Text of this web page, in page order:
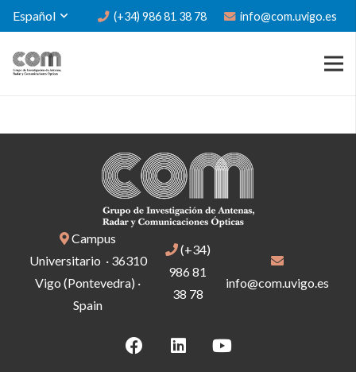
Español (+34) 986 81 38 78 info@com.uvigo.es
Campus
Universitario · 36310
Vigo (Pontevedra) ·
Spain
(+34)
986 81
38 78
info@com.uvigo.es